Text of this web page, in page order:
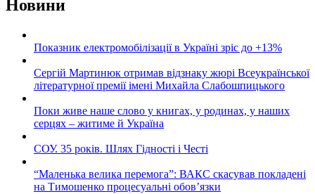
Новини
Показник електромобілізації в Україні зріс до +13%
Сергій Мартинюк отримав відзнаку жюрі Всеукраїнської
літературної премії імені Михайла Слабошпицького
Поки живе наше слово у книгах, у родинах, у наших
серцях – житиме й Україна
СОУ. 35 років. Шлях Гідності і Честі
“Маленька велика перемога”: ВАКС скасував покладені
на Тимошенко процесуальні обов’язки